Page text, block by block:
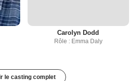
Carolyn Dodd
Rôle : Emma Daly
le casting complet